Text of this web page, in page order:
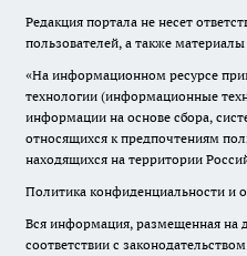
Редакция портала не несет
пользователей, а также
«На информационном ресурсе
технологии (информационные
информации на основе сбора,
относящихся к предпочтениям
находящихся на территории
Политика конфиденциальности и
Вся информация, размещенная на
соответствии с